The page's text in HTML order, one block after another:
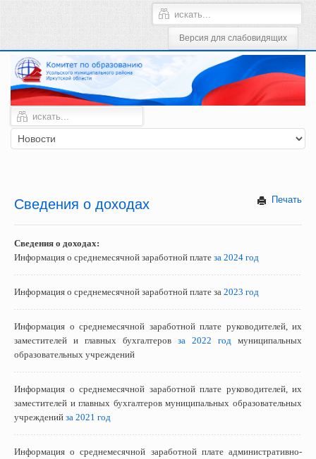
Печать
Сведения о доходах
Сведения о доходах:
Информация о среднемесячной заработной плате за 2024 год
Информация о среднемесячной заработной плате за 2023 год
Информация о среднемесячной заработной плате руководителей, их
заместителей и главных бухгалтеров за 2022 год муниципальных
образовательных учреждений
Информация о среднемесячной заработной плате руководителей, их
заместителей и главных бухгалтеров муниципальных образовательных
учреждений за 2021 год
Информация о среднемесячной заработной плате административно-